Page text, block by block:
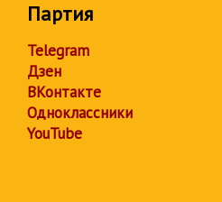
Партия
Telegram
Дзен
ВКонтакте
Одноклассники
YouTube